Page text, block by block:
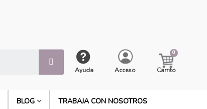
Ayuda Acceso Carrito
BLOG TRABAJA CON NOSOTROS